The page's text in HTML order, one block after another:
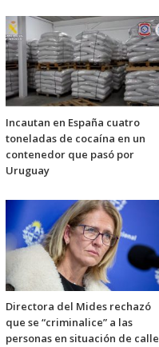
Incautan en España cuatro
toneladas de cocaína en un
contenedor que pasó por
Uruguay
Directora del Mides rechazó
que se “criminalice” a las
personas en situación de calle